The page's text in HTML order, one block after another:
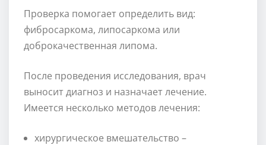
Проверка помогает определить вид:
фибросаркома, липосаркома или
доброкачественная липома.
После проведения исследования, врач
выносит диагноз и назначает лечение.
Имеется несколько методов лечения:
хирургическое вмешательство –